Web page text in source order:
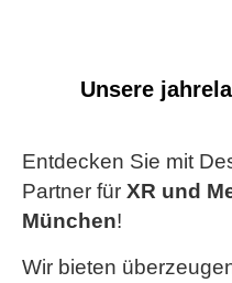
Unsere
Entdecken Sie mit
Partner für XR und
München!
Wir bieten